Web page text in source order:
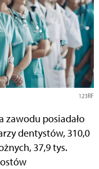
123RF
zawodu posiadało
dentystów, 310,0
37,9 tys.